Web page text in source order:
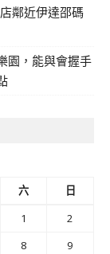
鄰近伊達邵碼
園，能與會握手
六
日
1
2
8
9